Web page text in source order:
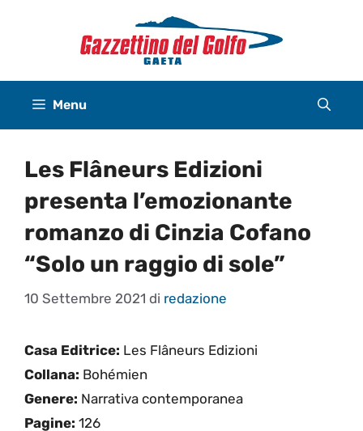
Menu
Les Flâneurs Edizioni
presenta l’emozionante
romanzo di Cinzia Cofano
“Solo un raggio di sole”
10 Settembre 2021 di redazione
Casa Editrice: Les Flâneurs Edizioni
Collana: Bohémien
Genere: Narrativa contemporanea
Pagine: 126